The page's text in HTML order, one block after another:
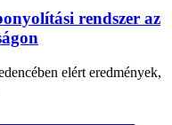
rendszer az
elért eredmények,